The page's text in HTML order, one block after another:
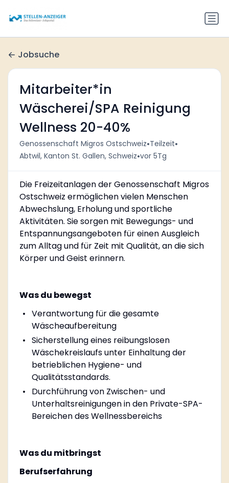
Jobsuche
Mitarbeiter*in
Wäscherei/SPA Reinigung
Wellness 20-40%
Genossenschaft Migros Ostschweiz•Teilzeit•
Abtwil, Kanton St. Gallen, Schweiz•vor 5Tg
Die Freizeitanlagen der Genossenschaft Migros
Ostschweiz ermöglichen vielen Menschen
Abwechslung, Erholung und sportliche
Aktivitäten. Sie sorgen mit Bewegungs- und
Entspannungsangeboten für einen Ausgleich
zum Alltag und für Zeit mit Qualität, an die sich
Körper und Geist erinnern.
Was du bewegst
Verantwortung für die gesamte
Wäscheaufbereitung
Sicherstellung eines reibungslosen
Wäschekreislaufs unter Einhaltung der
betrieblichen Hygiene- und
Qualitätsstandards.
Durchführung von Zwischen- und
Unterhaltsreinigungen in den Private-SPA-
Bereichen des Wellnessbereichs
Was du mitbringst
Berufserfahrung